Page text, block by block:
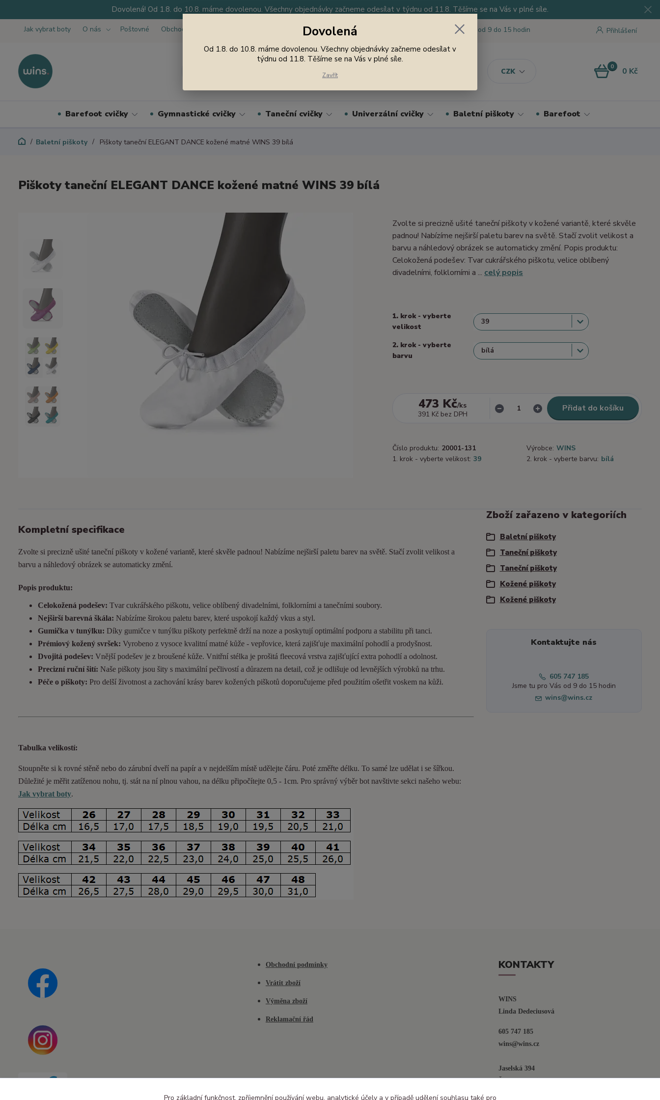
Dovolená! Od 1.8. do 10.8. máme dovolenou. Všechny objednávky začneme odesílat v týdnu od 11.8. Těšíme se na Vás v plné síle.
Jak vybrat boty O nás Poštovné Obchodní podmínky
CZK
Přihlášení
Nevíte si rady? Zavolejte. Jsme tu pro Vás od 9 do 15 hodin
0 0 Kč
Barefoot cvičky Gymnastické cvičky Taneční cvičky Univerzální cvičky Baletní piškoty Barefoot
Baletní piškoty Piškoty taneční ELEGANT DANCE kožené matné WINS 39 bílá
Piškoty taneční ELEGANT DANCE kožené matné WINS 39 bílá
Zvolte si precizně ušité taneční piškoty v kožené variantě, které skvěle
padnou! Nabízíme nejširší paletu barev na světě. Stačí zvolit velikost a
barvu a náhledový obrázek se automaticky změní. Popis produktu:
Celokožená podešev: Tvar cukrářského piškotu, velice oblíbený
divadelními, folklorními a ... celý popis
1. krok - vyberte
velikost
2. krok - vyberte
barvu
473 Kč/ks
391 Kč bez DPH
Přidat do košíku
Číslo produktu: 20001-131 Výrobce: WINS
1. krok - vyberte velikost: 39 2. krok - vyberte barvu: bílá
Kompletní specifikace
Zvolte si precizně ušité taneční piškoty v kožené variantě, které skvěle padnou! Nabízíme nejširší paletu barev na světě. Stačí zvolit velikost a
barvu a náhledový obrázek se automaticky změní.
Popis produktu:
Celokožená podešev: Tvar cukrářského piškotu, velice oblíbený divadelními, folklorními a tanečními soubory.
Nejširší barevná škála: Nabízíme širokou paletu barev, které uspokojí každý vkus a styl.
Gumička v tunýlku: Díky gumičce v tunýlku piškoty perfektně drží na noze a poskytují optimální podporu a stabilitu při tanci.
Prémiový kožený svršek: Vyrobeno z vysoce kvalitní matné kůže - vepřovice, která zajišťuje maximální pohodlí a prodyšnost.
Dvojitá podešev: Vnější podešev je z broušené kůže. Vnitřní stélka je prošitá fleecová vrstva zajišťující extra pohodlí a odolnost.
Precizní ruční šití: Naše piškoty jsou šity s maximální pečlivostí a důrazem na detail, což je odlišuje od levnějších výrobků na trhu.
Péče o piškoty: Pro delší životnost a zachování krásy barev kožených piškotů doporučujeme před použitím ošetřit voskem na kůži.
Tabulka velikostí:
Stoupněte si k rovné stěně nebo do zárubní dveří na papír a v nejdelším místě udělejte čáru. Poté změřte délku. To samé lze udělat i se šířkou.
Důležité je měřit zatíženou nohu, tj. stát na ní plnou vahou, na délku připočítejte 0,5 - 1cm. Pro správný výběr bot navštivte sekci našeho webu:
Jak vybrat boty.
Zboží zařazeno v kategoriích
Baletní piškoty
Taneční piškoty
Taneční piškoty
Kožené piškoty
Kožené piškoty
Kontaktujte nás
605 747 185
Jsme tu pro Vás od 9 do 15 hodin
wins@wins.cz
Obchodní podmínky
Vrátit zboží
Výměna zboží
Reklamační řád
KONTAKTY
WINS
Linda Dedeciusová
605 747 185
wins@wins.cz
Jaselská 394
Šenov u N. Jičína
Dovolená
Od 1.8. do 10.8. máme dovolenou. Všechny objednávky začneme odesílat v
týdnu od 11.8. Těšíme se na Vás v plné síle.
Zavřít
Pro základní funkčnost, zpříjemnění používání webu, analytické účely a v případě udělení souhlasu také pro